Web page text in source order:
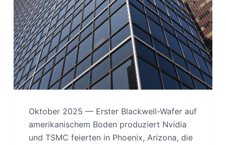
Oktober 2025 — Erster Blackwell-Wafer auf
amerikanischem Boden produziert Nvidia
und TSMC feierten in Phoenix, Arizona, die